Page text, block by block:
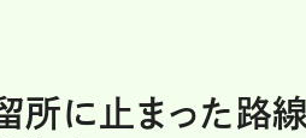
所に止まった路